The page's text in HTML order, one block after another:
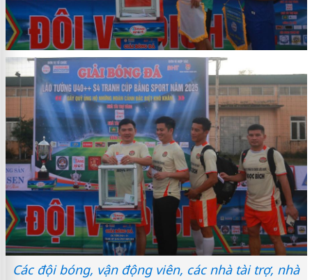
Các đội bóng, vận động viên, các nhà tài trợ, nhà